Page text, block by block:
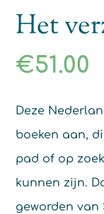
Het
€51.00
Deze
boeken aan,
pad of op
kunnen zijn.
geworden van